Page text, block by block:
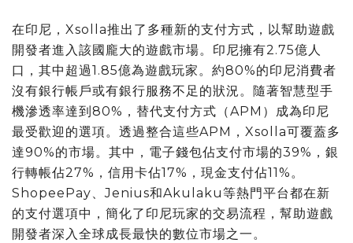
在印尼，Xsolla推出了多種新的支付方式，以幫助遊戲
開發者進入該國龐大的遊戲市場。印尼擁有2.75億人
口，其中超過1.85億為遊戲玩家。約80%的印尼消費者
沒有銀行帳戶或有銀行服務不足的狀況。隨著智慧型手
機滲透率達到80%，替代支付方式（APM）成為印尼
最受歡迎的選項。透過整合這些APM，Xsolla可覆蓋多
達90%的市場。其中，電子錢包佔支付市場的39%，銀
行轉帳佔27%，信用卡佔17%，現金支付佔11%。
ShopeePay、Jenius和Akulaku等熱門平台都在新
的支付選項中，簡化了印尼玩家的交易流程，幫助遊戲
開發者深入全球成長最快的數位市場之一。